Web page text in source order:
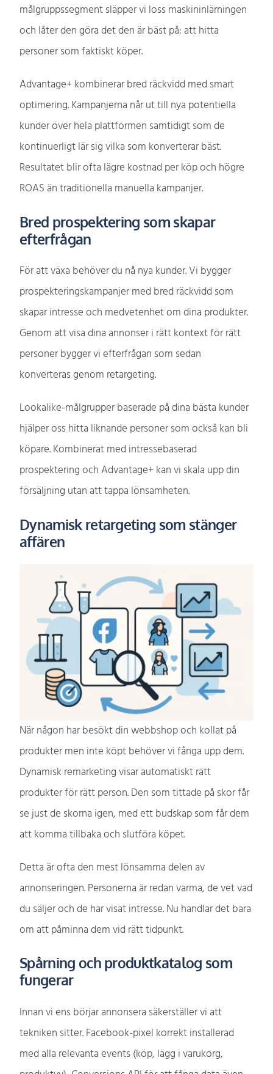
målgruppssegment släpper vi loss maskininlärningen
och låter den göra det den är bäst på: att hitta
personer som faktiskt köper.
Advantage+ kombinerar bred räckvidd med smart
optimering. Kampanjerna når ut till nya potentiella
kunder över hela plattformen samtidigt som de
kontinuerligt lär sig vilka som konverterar bäst.
Resultatet blir ofta lägre kostnad per köp och högre
ROAS än traditionella manuella kampanjer.
Bred prospektering som skapar
efterfrågan
För att växa behöver du nå nya kunder. Vi bygger
prospekteringskampanjer med bred räckvidd som
skapar intresse och medvetenhet om dina produkter.
Genom att visa dina annonser i rätt kontext för rätt
personer bygger vi efterfrågan som sedan
konverteras genom retargeting.
Lookalike-målgrupper baserade på dina bästa kunder
hjälper oss hitta liknande personer som också kan bli
köpare. Kombinerat med intressebaserad
prospektering och Advantage+ kan vi skala upp din
försäljning utan att tappa lönsamheten.
Dynamisk retargeting som stänger
affären
När någon har besökt din webbshop och kollat på
produkter men inte köpt behöver vi fånga upp dem.
Dynamisk remarketing visar automatiskt rätt
produkter för rätt person. Den som tittade på skor får
se just de skorna igen, med ett budskap som får dem
att komma tillbaka och slutföra köpet.
Detta är ofta den mest lönsamma delen av
annonseringen. Personerna är redan varma, de vet vad
du säljer och de har visat intresse. Nu handlar det bara
om att påminna dem vid rätt tidpunkt.
Spårning och produktkatalog som
fungerar
Innan vi ens börjar annonsera säkerställer vi att
tekniken sitter. Facebook-pixel korrekt installerad
med alla relevanta events (köp, lägg i varukorg,